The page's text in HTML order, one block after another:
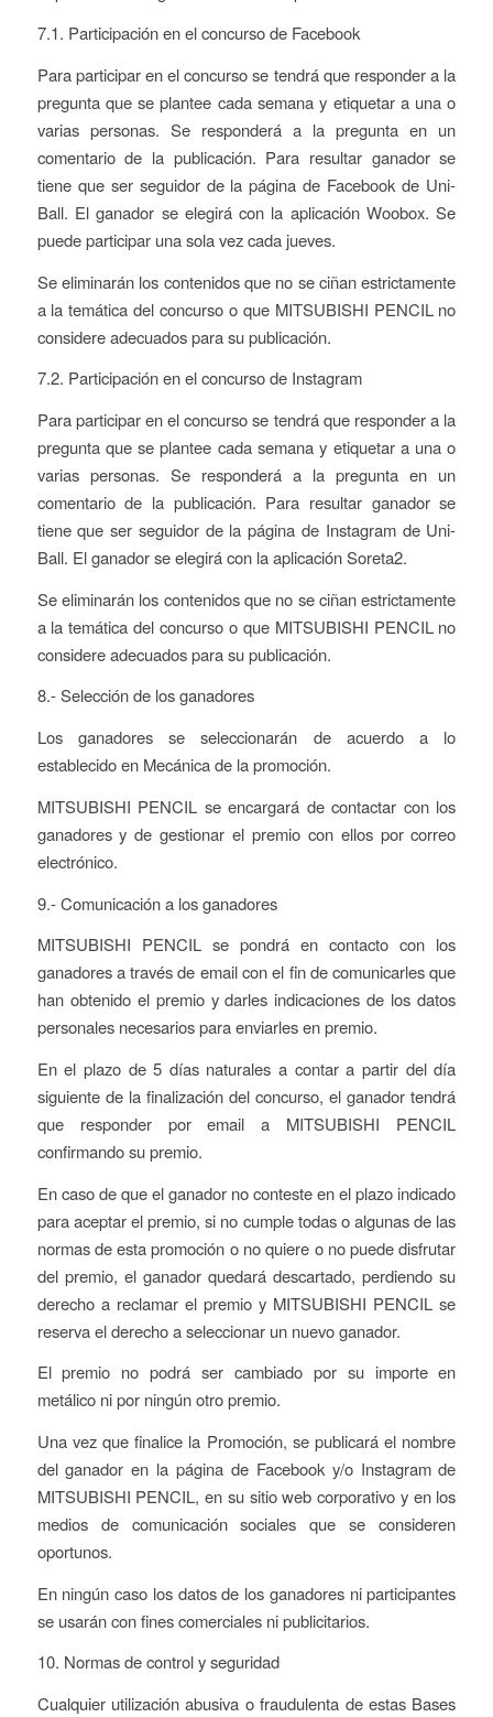
7.1. Participación en el concurso de Facebook
Para participar en el concurso se tendrá que responder a la
pregunta que se plantee cada semana y etiquetar a una o
varias personas. Se responderá a la pregunta en un
comentario de la publicación. Para resultar ganador se
tiene que ser seguidor de la página de Facebook de Uni-
Ball. El ganador se elegirá con la aplicación Woobox. Se
puede participar una sola vez cada jueves.
Se eliminarán los contenidos que no se ciñan estrictamente
a la temática del concurso o que MITSUBISHI PENCIL no
considere adecuados para su publicación.
7.2. Participación en el concurso de Instagram
Para participar en el concurso se tendrá que responder a la
pregunta que se plantee cada semana y etiquetar a una o
varias personas. Se responderá a la pregunta en un
comentario de la publicación. Para resultar ganador se
tiene que ser seguidor de la página de Instagram de Uni-
Ball. El ganador se elegirá con la aplicación Soreta2.
Se eliminarán los contenidos que no se ciñan estrictamente
a la temática del concurso o que MITSUBISHI PENCIL no
considere adecuados para su publicación.
8.- Selección de los ganadores
Los ganadores se seleccionarán de acuerdo a lo
establecido en Mecánica de la promoción.
MITSUBISHI PENCIL se encargará de contactar con los
ganadores y de gestionar el premio con ellos por correo
electrónico.
9.- Comunicación a los ganadores
MITSUBISHI PENCIL se pondrá en contacto con los
ganadores a través de email con el fin de comunicarles que
han obtenido el premio y darles indicaciones de los datos
personales necesarios para enviarles en premio.
En el plazo de 5 días naturales a contar a partir del día
siguiente de la finalización del concurso, el ganador tendrá
que responder por email a MITSUBISHI PENCIL
confirmando su premio.
En caso de que el ganador no conteste en el plazo indicado
para aceptar el premio, si no cumple todas o algunas de las
normas de esta promoción o no quiere o no puede disfrutar
del premio, el ganador quedará descartado, perdiendo su
derecho a reclamar el premio y MITSUBISHI PENCIL se
reserva el derecho a seleccionar un nuevo ganador.
El premio no podrá ser cambiado por su importe en
metálico ni por ningún otro premio.
Una vez que finalice la Promoción, se publicará el nombre
del ganador en la página de Facebook y/o Instagram de
MITSUBISHI PENCIL, en su sitio web corporativo y en los
medios de comunicación sociales que se consideren
oportunos.
En ningún caso los datos de los ganadores ni participantes
se usarán con fines comerciales ni publicitarios.
10. Normas de control y seguridad
Cualquier utilización abusiva o fraudulenta de estas Bases